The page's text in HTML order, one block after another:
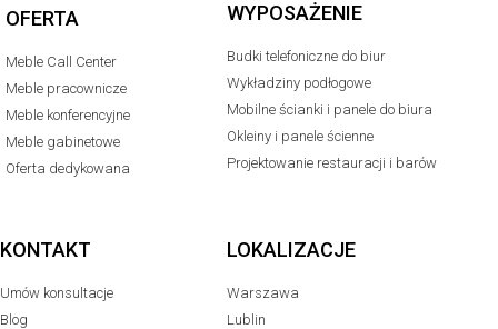
OFERTA
Meble Call Center
Meble pracownicze
Meble konferencyjne
Meble gabinetowe
Oferta dedykowana
WYPOSAŻENIE
Budki telefoniczne do biur
Wykładziny podłogowe
Mobilne ścianki i panele do biura
Okleiny i panele ścienne
Projektowanie restauracji i barów
KONTAKT
Umów konsultacje
Blog
LOKALIZACJE
Warszawa
Lublin